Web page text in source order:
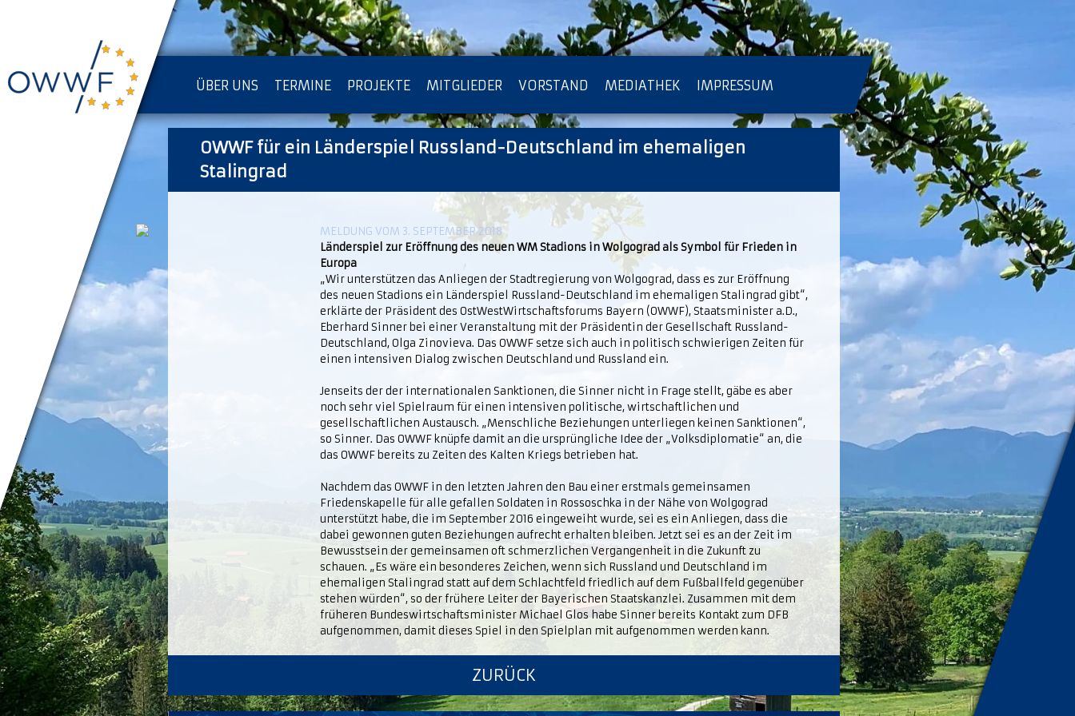
ÜBER UNS TERMINE PROJEKTE MITGLIEDER VORSTAND MEDIATHEK IMPRESSUM
IMPRESSUM [KOPIE] DATENSCHUTZ ARCHIV
OWWF für ein Länderspiel Russland-Deutschland im ehemaligen
Stalingrad
MELDUNG VOM 3. SEPTEMBER 2018
Länderspiel zur Eröffnung des neuen WM Stadions in Wolgograd als Symbol für Frieden in
Europa
„Wir unterstützen das Anliegen der Stadtregierung von Wolgograd, dass es zur Eröffnung
des neuen Stadions ein Länderspiel Russland-Deutschland im ehemaligen Stalingrad gibt“,
erklärte der Präsident des OstWestWirtschaftsforums Bayern (OWWF), Staatsminister a.D.,
Eberhard Sinner bei einer Veranstaltung mit der Präsidentin der Gesellschaft Russland-
Deutschland, Olga Zinovieva. Das OWWF setze sich auch in politisch schwierigen Zeiten für
einen intensiven Dialog zwischen Deutschland und Russland ein.
Jenseits der der internationalen Sanktionen, die Sinner nicht in Frage stellt, gäbe es aber
noch sehr viel Spielraum für einen intensiven politische, wirtschaftlichen und
gesellschaftlichen Austausch. „Menschliche Beziehungen unterliegen keinen Sanktionen“,
so Sinner. Das OWWF knüpfe damit an die ursprüngliche Idee der „Volksdiplomatie“ an, die
das OWWF bereits zu Zeiten des Kalten Kriegs betrieben hat.
Nachdem das OWWF in den letzten Jahren den Bau einer erstmals gemeinsamen
Friedenskapelle für alle gefallen Soldaten in Rossoschka in der Nähe von Wolgograd
unterstützt habe, die im September 2016 eingeweiht wurde, sei es ein Anliegen, dass die
dabei gewonnen guten Beziehungen aufrecht erhalten bleiben. Jetzt sei es an der Zeit im
Bewusstsein der gemeinsamen oft schmerzlichen Vergangenheit in die Zukunft zu
schauen. „Es wäre ein besonderes Zeichen, wenn sich Russland und Deutschland im
ehemaligen Stalingrad statt auf dem Schlachtfeld friedlich auf dem Fußballfeld gegenüber
stehen würden“, so der frühere Leiter der Bayerischen Staatskanzlei. Zusammen mit dem
früheren Bundeswirtschaftsminister Michael Glos habe Sinner bereits Kontakt zum DFB
aufgenommen, damit dieses Spiel in den Spielplan mit aufgenommen werden kann.
ZURÜCK